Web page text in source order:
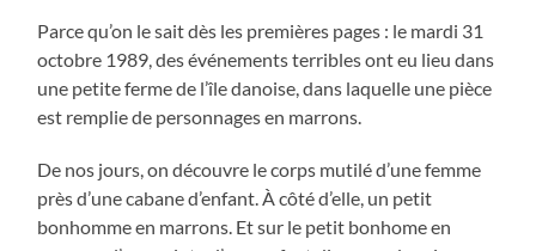
Parce qu’on le sait dès les premières pages : le mardi 31
octobre 1989, des événements terribles ont eu lieu dans
une petite ferme de l’île danoise, dans laquelle une pièce
est remplie de personnages en marrons.
De nos jours, on découvre le corps mutilé d’une femme
près d’une cabane d’enfant. À côté d’elle, un petit
bonhomme en marrons. Et sur le petit bonhome en